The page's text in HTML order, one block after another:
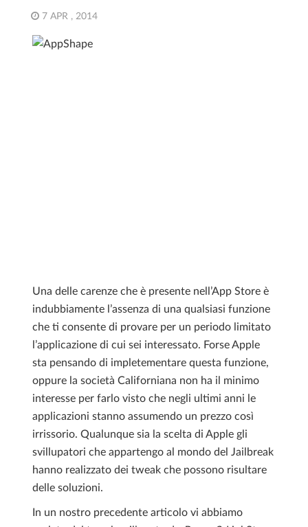
7 APR , 2014
Una delle carenze che è presente nell’App Store è
indubbiamente l’assenza di una qualsiasi funzione
che ti consente di provare per un periodo limitato
l’applicazione di cui sei interessato. Forse Apple
sta pensando di impletementare questa funzione,
oppure la società Californiana non ha il minimo
interesse per farlo visto che negli ultimi anni le
applicazioni stanno assumendo un prezzo così
irrissorio. Qualunque sia la scelta di Apple gli
svillupatori che appartengo al mondo del Jailbreak
hanno realizzato dei tweak che possono risultare
delle soluzioni.
In un nostro precedente articolo vi abbiamo